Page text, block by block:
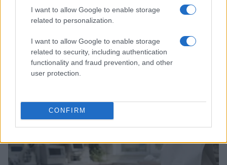
I want to allow Google to enable storage
related to personalization.
I want to allow Google to enable storage
related to security, including authentication
functionality and fraud prevention, and other
user protection.
CONFIRM
Palazzina crollata a Messina: aggiornamenti sulle
operazioni di soccorso
ALTRI ANIMALI